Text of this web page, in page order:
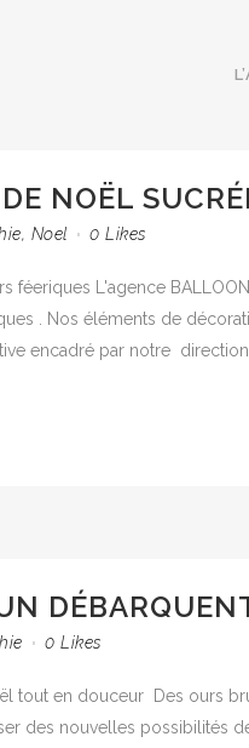
NOËL
, Noel 0 Likes
féeriques L'agence
. Nos éléments de
encadré par notre direction
0 Likes
tout en douceur Des ours
des nouvelles possibilités